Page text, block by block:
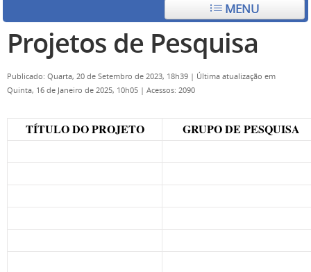
MENU
Projetos de Pesquisa
Publicado: Quarta, 20 de Setembro de 2023, 18h39 | Última atualização em
Quinta, 16 de Janeiro de 2025, 10h05 | Acessos: 2090
TÍTULO DO PROJETO GRUPO DE PESQUISA